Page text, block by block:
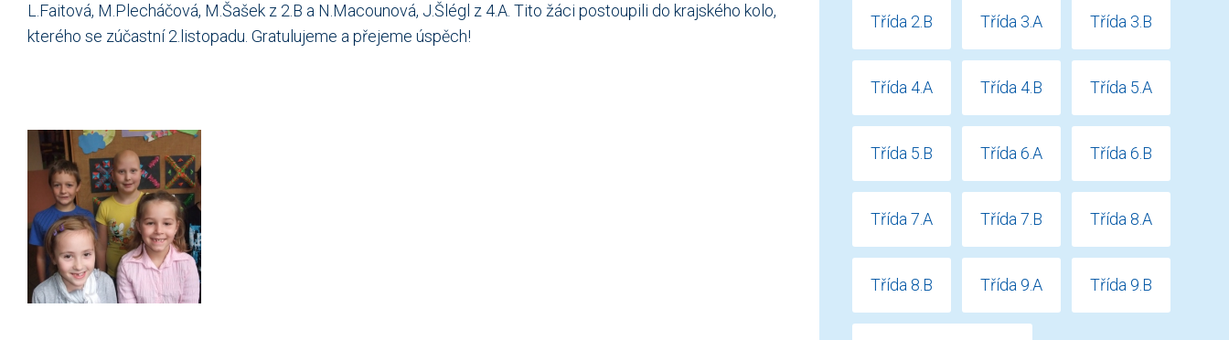
L.Faitová, M.Plecháčová, M.Šašek z 2.B a N.Macounová, J.Šlégl z 4.A. Tito žáci postoupili do krajského kolo,
kterého se zúčastní 2.listopadu. Gratulujeme a přejeme úspěch!
Třída 2.B Třída 3.A Třída 3.B
Třída 4.A Třída 4.B Třída 5.A
Třída 5.B Třída 6.A Třída 6.B
Třída 7.A Třída 7.B Třída 8.A
Třída 8.B Třída 9.A Třída 9.B